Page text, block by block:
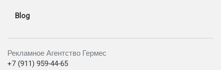
Blog
Рекламное Агентство Гермес
+7 (911) 959-44-65